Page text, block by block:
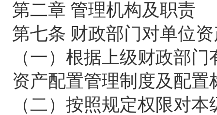
第二章 管理机构及职责
第七条 财政部门对单位
（一）根据上级财政部
资产配置管理制度及配置
（二）按照规定权限对